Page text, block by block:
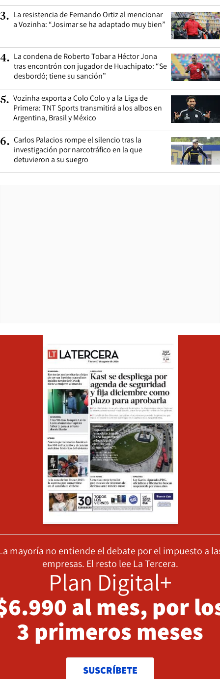
3. La resistencia de Fernando Ortiz al mencionar
a Vozinha: “Josimar se ha adaptado muy bien”
4. La condena de Roberto Tobar a Héctor Jona
tras encontrón con jugador de Huachipato: “Se
desbordó; tiene su sanción”
5. Vozinha exporta a Colo Colo y a la Liga de
Primera: TNT Sports transmitirá a los albos en
Argentina, Brasil y México
6. Carlos Palacios rompe el silencio tras la
investigación por narcotráfico en la que
detuvieron a su suegro
mayoría no entiende el debate por el impuesto a
empresas. El resto lee La Tercera.
Plan Digital+
al mes, por
3 primeros meses
SUSCRÍBETE